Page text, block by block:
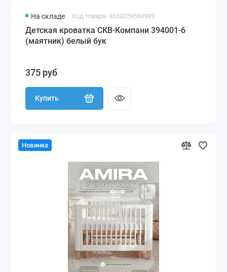
На складе Код товара: 4650259584989
Детская кроватка СКВ-Компани 394001-6
(маятник) белый бук
375 руб
Купить
Новинка